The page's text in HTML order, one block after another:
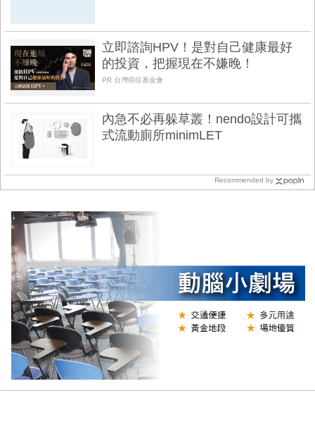
立即諮詢HPV！是對自己健康最好
的投資，把握現在不嫌晚！
PR 台灣癌症基金會
內急不必再躲草叢！nendo設計可攜
式流動廁所minimLET
Recommended by